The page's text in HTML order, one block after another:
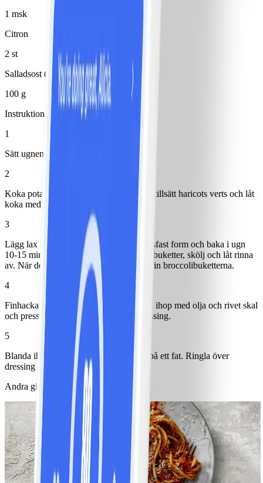
1 msk
Citron
2 st
Salladsost (feta) 10%
100 g
Instruktioner
1
Sätt ugnen på 180°.
2
Koka potatis. När det återstår 2 minuter, tillsätt haricots verts och låt
koka med.
3
Lägg lax i en bakplåtspappersklädd ugnsfast form och baka i ugn
10-15 min. Dela under tiden broccolin i buketter, skölj och låt rinna
av. När det återstår 5 min på laxen, lägg in broccolibuketterna.
4
Finhacka basilika och mynta och blanda ihop med olja och rivet skal
och pressad saft från citronen till en dressing.
5
Blanda ihop potatis, grönsaker och lax på ett fat. Ringla över
dressing och toppa med smulad ost.
Andra gillade också